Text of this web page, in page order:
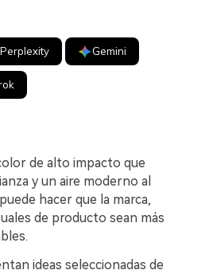
Perplexity Gemini
de alto impacto que
y un aire moderno al
hacer que la marca,
de producto sean más
ideas seleccionadas de